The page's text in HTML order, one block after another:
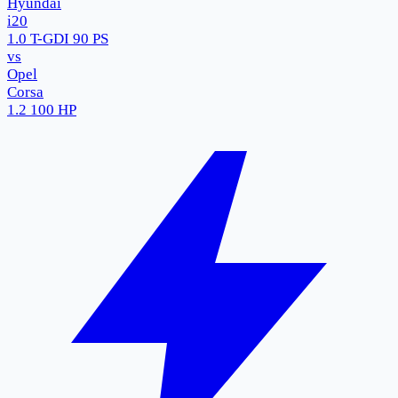
i20
1.0 T-GDI 90 PS
vs
Opel
Corsa
1.2 100 HP